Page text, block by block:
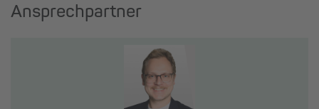
Ansprechpartner